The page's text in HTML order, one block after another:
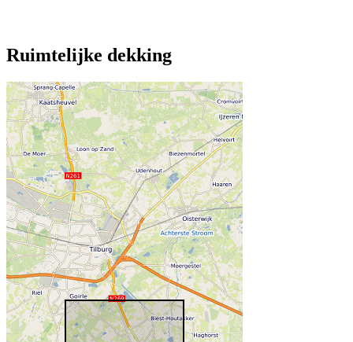
Ruimtelijke dekking